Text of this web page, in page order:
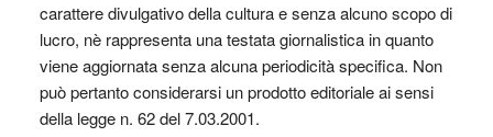
carattere divulgativo della cultura e senza alcuno scopo di
lucro, nè rappresenta una testata giornalistica in quanto
viene aggiornata senza alcuna periodicità specifica. Non
può pertanto considerarsi un prodotto editoriale ai sensi
della legge n. 62 del 7.03.2001.